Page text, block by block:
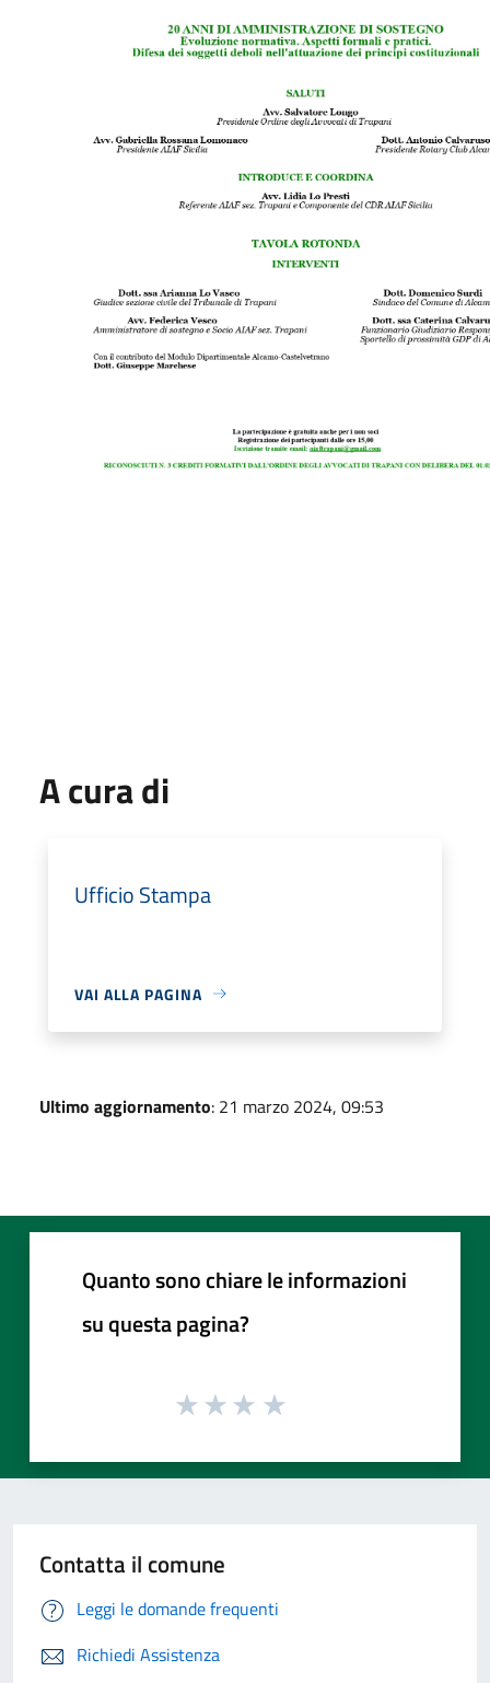
A cura di
Ufficio Stampa
VAI ALLA PAGINA
Ultimo aggiornamento: 21 marzo 2024, 09:53
Quanto sono chiare le informazioni
su questa pagina?
Contatta il comune
Leggi le domande frequenti
Richiedi Assistenza